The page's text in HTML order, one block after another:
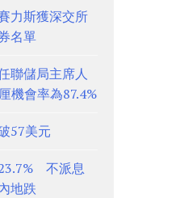
力斯獲深交所
名單
聯儲局主席人
機會率為87.4%
57美元
不派息
地跌